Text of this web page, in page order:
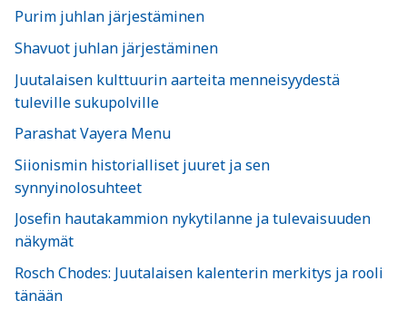
Purim juhlan järjestäminen
Shavuot juhlan järjestäminen
Juutalaisen kulttuurin aarteita menneisyydestä
tuleville sukupolville
Parashat Vayera Menu
Siionismin historialliset juuret ja sen
synnyinolosuhteet
Josefin hautakammion nykytilanne ja tulevaisuuden
näkymät
Rosch Chodes: Juutalaisen kalenterin merkitys ja rooli
tänään